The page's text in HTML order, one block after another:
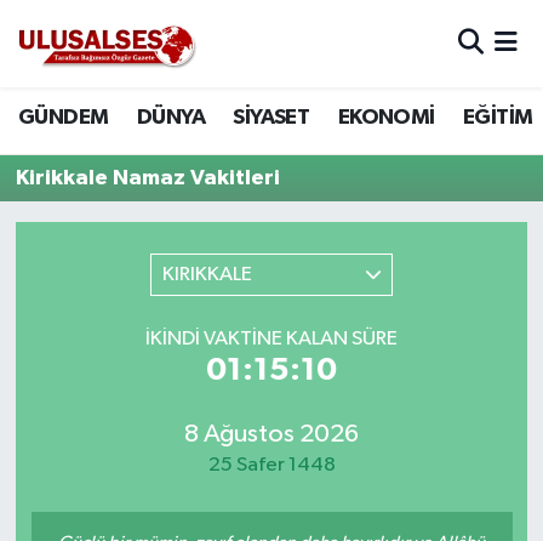
GÜNDEM DÜNYA SİYASET EKONOMİ EĞİTİM
Kirikkale Namaz Vakitleri
KIRIKKALE
İKINDI VAKTINE KALAN SÜRE
01:15:10
8 Ağustos 2026
25 Safer 1448
DÜNYA
EKONOMİ
Trafik Durumu
Tüm Manşetler
Son Dakika Haberleri